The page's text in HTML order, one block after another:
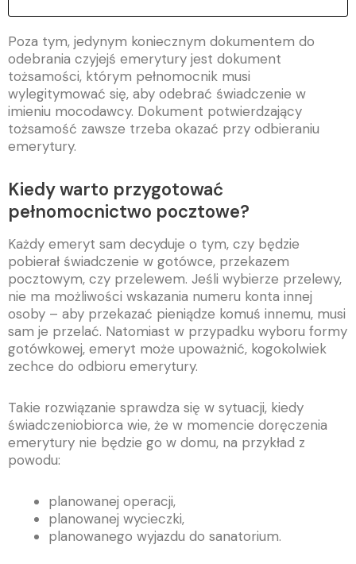
Poza tym, jedynym koniecznym dokumentem do
odebrania czyjejś emerytury jest dokument
tożsamości, którym pełnomocnik musi
wylegitymować się, aby odebrać świadczenie w
imieniu mocodawcy. Dokument potwierdzający
tożsamość zawsze trzeba okazać przy odbieraniu
emerytury.
Kiedy warto przygotować
pełnomocnictwo pocztowe?
Każdy emeryt sam decyduje o tym, czy będzie
pobierał świadczenie w gotówce, przekazem
pocztowym, czy przelewem. Jeśli wybierze przelewy,
nie ma możliwości wskazania numeru konta innej
osoby – aby przekazać pieniądze komuś innemu, musi
sam je przelać. Natomiast w przypadku wyboru formy
gotówkowej, emeryt może upoważnić, kogokolwiek
zechce do odbioru emerytury.
Takie rozwiązanie sprawdza się w sytuacji, kiedy
świadczeniobiorca wie, że w momencie doręczenia
emerytury nie będzie go w domu, na przykład z
powodu:
planowanej operacji,
planowanej wycieczki,
planowanego wyjazdu do sanatorium.